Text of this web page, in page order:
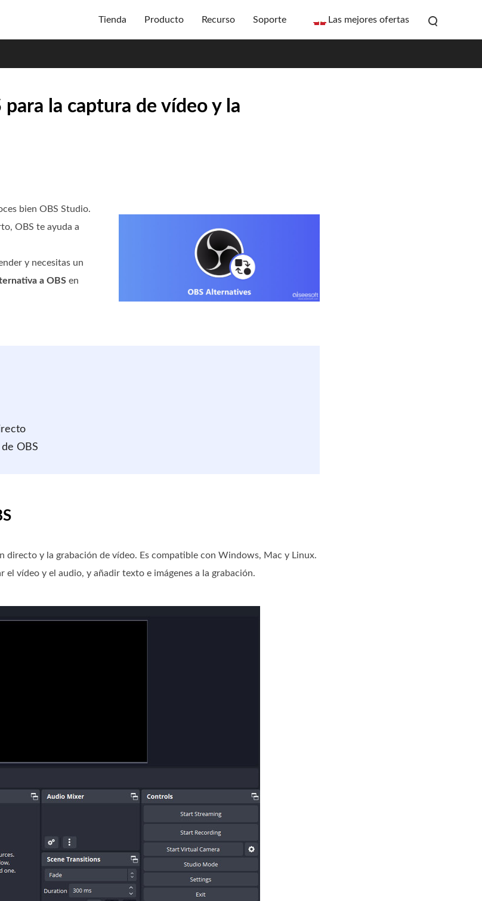
Tienda Producto Recurso Soporte Las mejores ofertas
la captura de vídeo y la
bien OBS Studio.
OBS te ayuda a
y necesitas un
a OBS en
OBS
directo y la grabación de vídeo. Es compatible con Windows, Mac y Linux.
vídeo y el audio, y añadir texto e imágenes a la grabación.